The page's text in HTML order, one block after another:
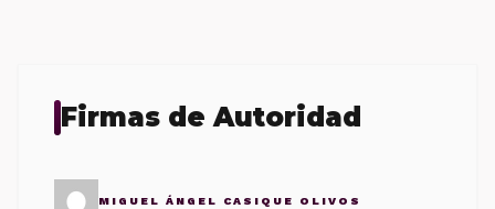
Firmas de Autoridad
MIGUEL ÁNGEL CASIQUE OLIVOS